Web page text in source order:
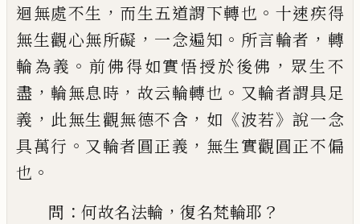
迴無處不生 ， 而生五道謂下轉也 。 十速疾得
無生觀心無所礙 ， 一念遍知 。 所言輪者 ， 轉
輪為義 。前佛得如實悟授於後佛 ， 眾生不
盡 ，輪無息時 ， 故云輪轉也 。 又輪者謂具足
義 ， 此無生觀無德不含 ， 如 《波若》說一念
具萬行 。 又輪者圓正義 ， 無生實觀圓正不偏
也 。
問 ： 何故名法輪 ， 復名梵輪耶 ？